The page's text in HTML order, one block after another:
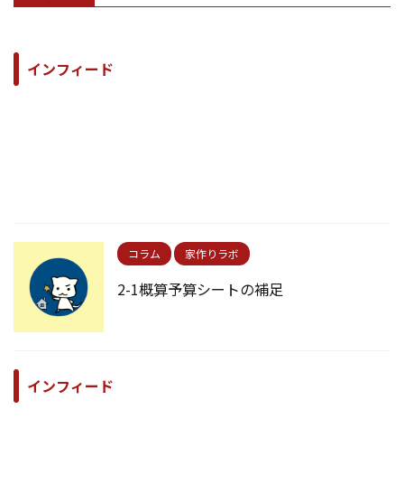
インフィード
コラム 家作りラボ
2-1概算予算シートの補足
インフィード